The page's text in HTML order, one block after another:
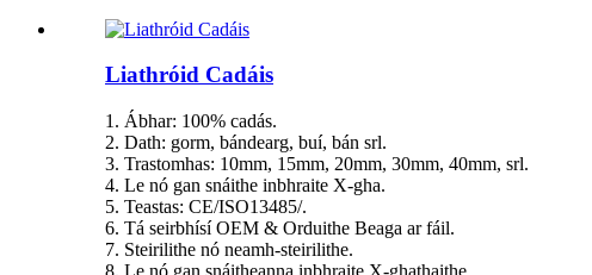
Liathróid Cadáis
1. Ábhar: 100% cadás.
2. Dath: gorm, bándearg, buí, bán srl.
3. Trastomhas: 10mm, 15mm, 20mm, 30mm, 40mm, srl.
4. Le nó gan snáithe inbhraite X-gha.
5. Teastas: CE/ISO13485/.
6. Tá seirbhísí OEM & Orduithe Beaga ar fáil.
7. Steirilithe nó neamh-steirilithe.
8. Le nó gan snáitheanna inbhraite X-ghathaithe